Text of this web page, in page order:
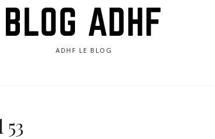
BLOG ADHF
ADHF LE BLOG